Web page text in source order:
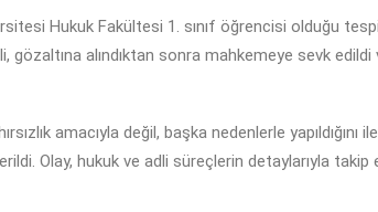
Hukuk Fakültesi 1. sınıf öğrencisi olduğu
gözaltına alındıktan sonra mahkemeye sevk
amacıyla değil, başka nedenlerle yapıldığını
Olay, hukuk ve adli süreçlerin detaylarıyla takip